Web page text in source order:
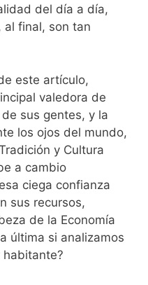
del día a día,
al final, son tan
este artículo,
valedora de
sus gentes, y la
los ojos del mundo,
y Cultura
a cambio
ciega confianza
sus recursos,
de la Economía
última si analizamos
habitante?